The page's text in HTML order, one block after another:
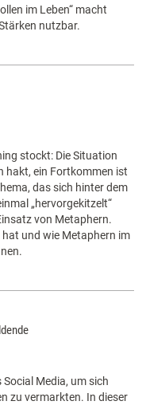
im Leben“ macht
nutzbar.
stockt: Die Situation
hakt, ein Fortkommen ist
das sich hinter dem
„hervorgekitzelt“
von Metaphern.
und wie Metaphern im
Media, um sich
zu vermarkten. In dieser